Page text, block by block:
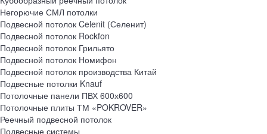
Негорючие СМЛ потолки
Подвесной потолок Celenit (Селенит)
Подвесной потолок Rockfon
Подвесной потолок Грильято
Подвесной потолок Номифон
Подвесной потолок производства Китай
Подвесные потолки Knauf
Потолочные панели ПВХ 600х600
Потолочные плиты ТМ «POKROVER»
Реечный подвесной потолок
Подвесные системы